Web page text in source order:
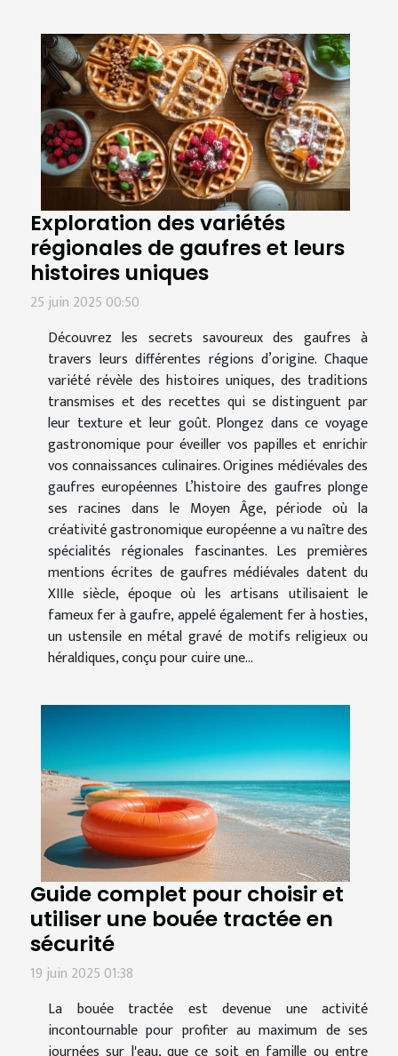
Exploration des variétés
régionales de gaufres et leurs
histoires uniques
25 juin 2025 00:50
Découvrez les secrets savoureux des gaufres à
travers leurs différentes régions d’origine. Chaque
variété révèle des histoires uniques, des traditions
transmises et des recettes qui se distinguent par
leur texture et leur goût. Plongez dans ce voyage
gastronomique pour éveiller vos papilles et enrichir
vos connaissances culinaires. Origines médiévales des
gaufres européennes L’histoire des gaufres plonge
ses racines dans le Moyen Âge, période où la
créativité gastronomique européenne a vu naître des
spécialités régionales fascinantes. Les premières
mentions écrites de gaufres médiévales datent du
XIIIe siècle, époque où les artisans utilisaient le
fameux fer à gaufre, appelé également fer à hosties,
un ustensile en métal gravé de motifs religieux ou
héraldiques, conçu pour cuire une...
Guide complet pour choisir et
utiliser une bouée tractée en
sécurité
19 juin 2025 01:38
La bouée tractée est devenue une activité
incontournable pour profiter au maximum de ses